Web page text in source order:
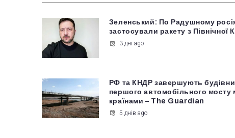
Зеленський: По Радушному
застосували ракету з Північної
3 дні ago
РФ та КНДР завершують
першого автомобільного мосту
країнами – The Guardian
5 днів ago